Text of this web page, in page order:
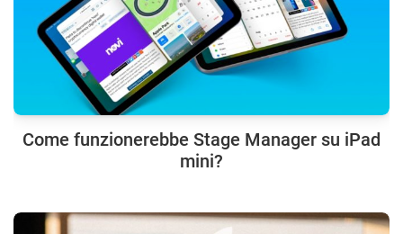
Come funzionerebbe Stage Manager su iPad
mini?